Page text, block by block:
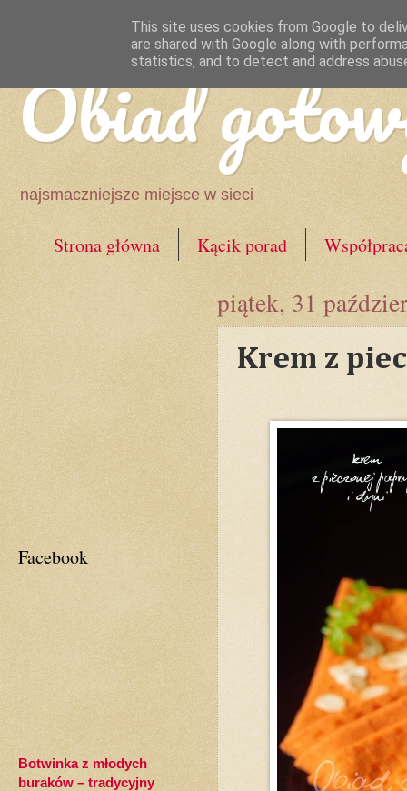
Obiad
najsmaczniejsze miejsce w sieci
Strona główna Kącik porad
piątek, 31
Krem z
Facebook
Botwinka z młodych
buraków – tradycyjny
This site uses cookies from Google to
are shared with Google along with
statistics, and to detect and address